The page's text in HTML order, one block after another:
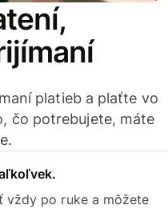
platieb a plaťte vo
čo potrebujete, máte
vždy po ruke a môžete